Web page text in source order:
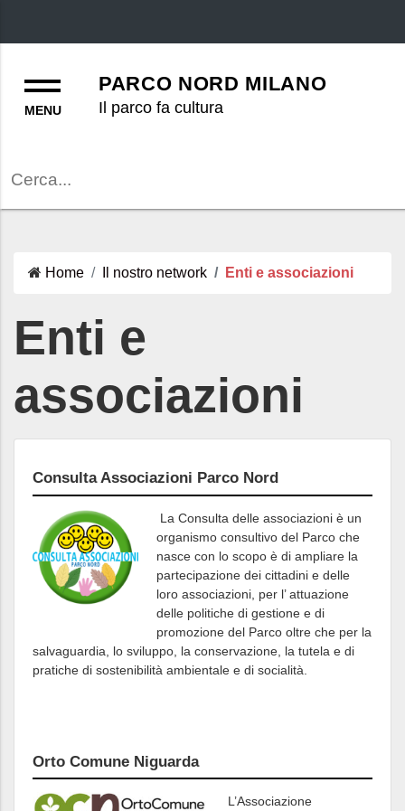
PARCO NORD MILANO
Il parco fa cultura
Home Il nostro network Enti e associazioni
Enti e
associazioni
Consulta Associazioni Parco Nord
La Consulta delle associazioni è un
organismo consultivo del Parco che
nasce con lo scopo è di ampliare la
partecipazione dei cittadini e delle
loro associazioni, per l’ attuazione
delle politiche di gestione e di
promozione del Parco oltre che per la
salvaguardia, lo sviluppo, la conservazione, la tutela e di
pratiche di sostenibilità ambientale e di socialità.
Orto Comune Niguarda
L’Associazione